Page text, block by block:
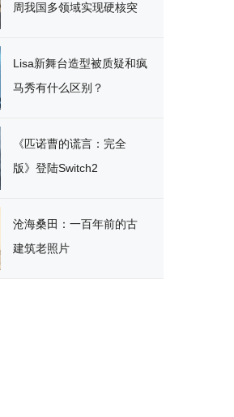
周我国多领域实现硬核突
Lisa新舞台造型被质疑和疯
马秀有什么区别？
《匹诺曹的谎言：完全
版》登陆Switch2
沧海桑田：一百年前的古
建筑老照片